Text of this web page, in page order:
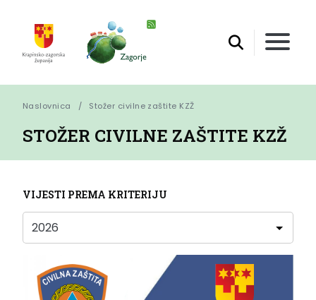
Naslovnica Stožer civilne zaštite KZŽ
STOŽER CIVILNE ZAŠTITE KZŽ
VIJESTI PREMA KRITERIJU